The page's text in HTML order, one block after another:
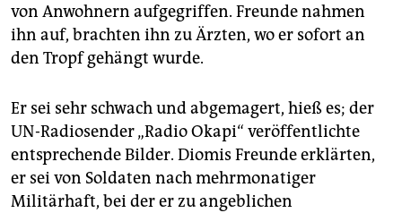
von Anwohnern aufgegriffen. Freunde nahmen
ihn auf, brachten ihn zu Ärzten, wo er sofort an
den Tropf gehängt wurde.
Er sei sehr schwach und abgemagert, hieß es; der
UN-Radiosender „Radio Okapi“ veröffentlichte
entsprechende Bilder. Diomis Freunde erklärten,
er sei von Soldaten nach mehrmonatiger
Militärhaft, bei der er zu angeblichen